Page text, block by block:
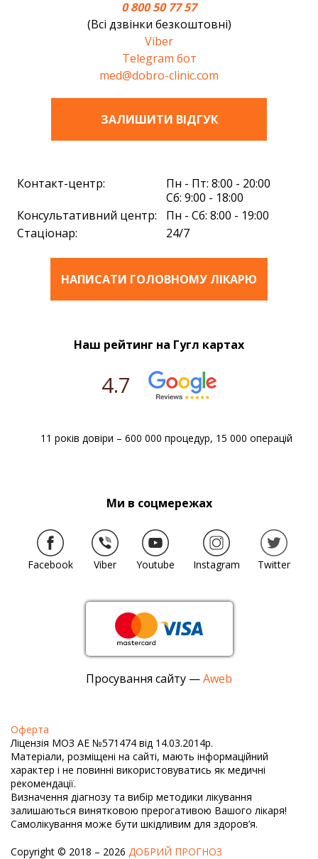
0 800 50 77 57
(Всі дзвінки безкоштовні)
Viber
Telegram бот
med@dobro-clinic.com
ЗАЛИШИТИ ВIДГУК
Контакт-центр:
Пн - Пт: 8:00 - 20:00
Сб: 9:00 - 18:00
Консультативний центр:
Пн - Сб: 8:00 - 19:00
Стаціонар:
24/7
НАПИСАТИ ГОЛОВНОМУ ЛІКАРЮ
Оферта
Ліцензія МОЗ АЕ №571474 від 14.03.2014р.
Матеріали, розміщені на сайті, мають інформаційний
характер і не повинні використовуватись як медичні
рекомендації.
Визначення діагнозу та вибір методики лікування
залишаються винятковою прерогативою Вашого лікаря!
Самолікування може бути шкідливим для здоров’я.
Copyright © 2018 – 2026 ДОБРИЙ ПРОГНОЗ
Наш рейтинг на Гугл картах
4.7
11 років довіри – 600 000 процедур, 15 000 операцій
Ми в соцмережах
Facebook Viber Youtube Instagram Twitter
Просування сайту —Aweb